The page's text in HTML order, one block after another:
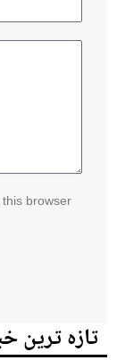
browser
تازہ ترین